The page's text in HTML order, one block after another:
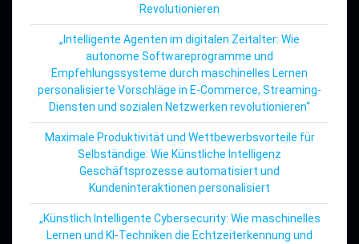
Revolutionieren
„Intelligente Agenten im digitalen Zeitalter: Wie
autonome Softwareprogramme und
Empfehlungssysteme durch maschinelles Lernen
personalisierte Vorschläge in E-Commerce, Streaming-
Diensten und sozialen Netzwerken revolutionieren“
Maximale Produktivität und Wettbewerbsvorteile für
Selbständige: Wie Künstliche Intelligenz
Geschäftsprozesse automatisiert und
Kundeninteraktionen personalisiert
„Künstlich Intelligente Cybersecurity: Wie maschinelles
Lernen und KI-Techniken die Echtzeiterkennung und